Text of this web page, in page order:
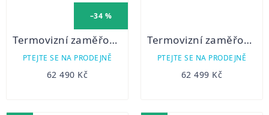
–34 %
Termovizní zaměřovač PARD TD32 -50 LRF 940nm
PTEJTE SE NA PRODEJNĚ
62 490 Kč
Termovizní zaměřovač PARD TD32 -70 LRF 940nm
PTEJTE SE NA PRODEJNĚ
62 499 Kč